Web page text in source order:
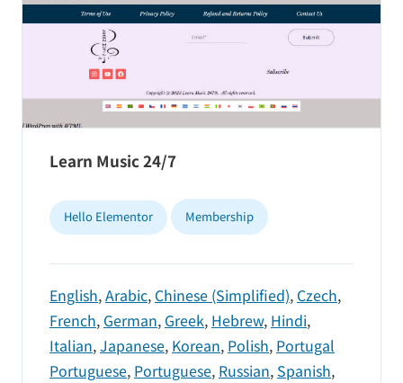
Learn Music 24/7
Hello Elementor Membership
English,Arabic, Chinese (Simplified), Czech,
French, German, Greek, Hebrew, Hindi,
Italian,Japanese, Korean, Polish, Portugal
Portuguese, Portuguese, Russian, Spanish,